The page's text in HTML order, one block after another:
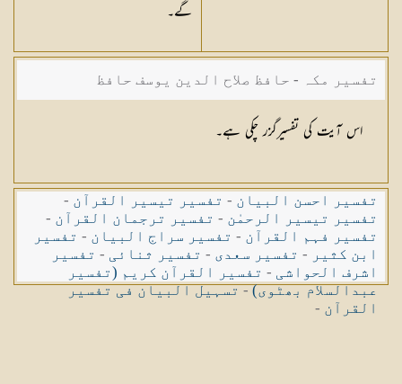
گے۔
تفسیر مکہ - حافظ صلاح الدین یوسف حافظ
اس آیت کی تفسیرگزر چکی ہے۔
تفسیر احسن البیان - تفسیر تیسیر القرآن -
تفسیر تیسیر الرحمٰن - تفسیر ترجمان القرآن -
تفسیر فہم القرآن - تفسیر سراج البیان - تفسیر
ابن کثیر - تفسیر سعدی - تفسیر ثنائی - تفسیر
اشرف الحواشی - تفسیر القرآن کریم (تفسیر
عبدالسلام بھٹوی)-تسہیل البیان فی تفسیر
القرآن -